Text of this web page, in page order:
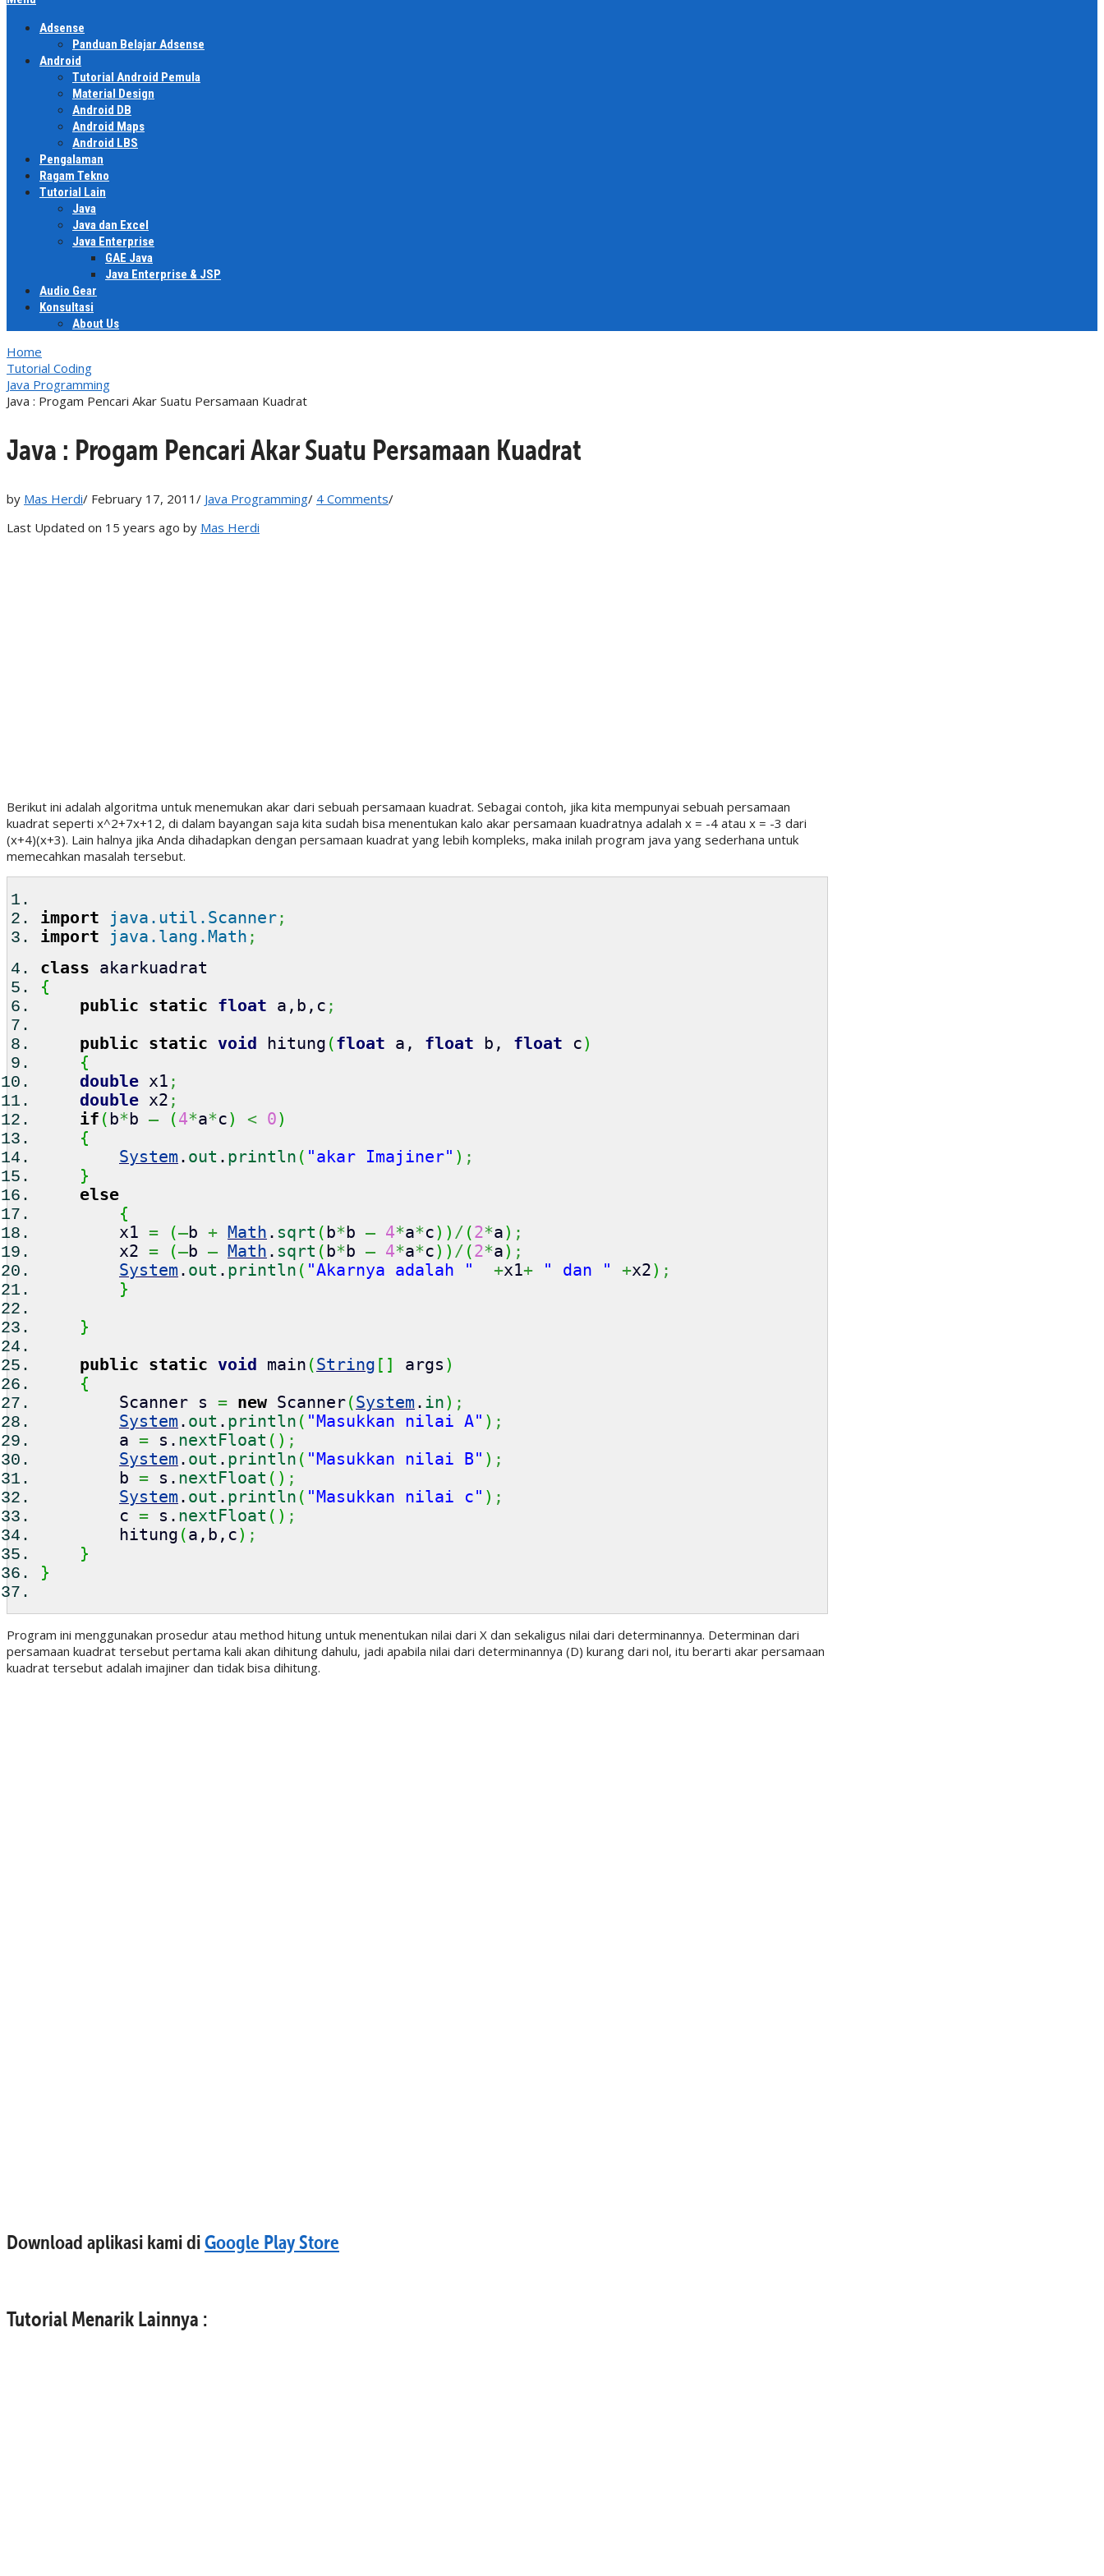
Adsense
Panduan Belajar Adsense
Android
Tutorial Android Pemula
Material Design
Android DB
Android Maps
Android LBS
Pengalaman
Ragam Tekno
Tutorial Lain
Java
Java dan Excel
Java Enterprise
GAE Java
Java Enterprise & JSP
Audio Gear
Konsultasi
About Us
Home
Tutorial Coding
Java Programming
Java : Progam Pencari Akar Suatu Persamaan Kuadrat
Java : Progam Pencari Akar Suatu Persamaan Kuadrat
by Mas Herdi/ February 17, 2011 / Java Programming/ 4 Comments/
Last Updated on 15 years ago by Mas Herdi
Berikut ini adalah algoritma untuk menemukan akar dari sebuah persamaan kuadrat. Sebagai contoh, jika kita mempunyai sebuah persamaan
kuadrat seperti x^2+7x+12, di dalam bayangan saja kita sudah bisa menentukan kalo akar persamaan kuadratnya adalah x = -4 atau x = -3 dari
(x+4)(x+3). Lain halnya jika Anda dihadapkan dengan persamaan kuadrat yang lebih kompleks, maka inilah program java yang sederhana untuk
memecahkan masalah tersebut.
import java.util.Scanner;
import
java.lang.Math ;
class akarkuadrat
{
public
static float a,b,c ;
public
static void hitung (float a, float b, float c)
{
double x1 ;
double x2 ;
if ( b*b – (4*a*c) < 0)
{
System . out . println ( "akar Imajiner" ) ;
}
else
{
x1 = (–b + Math . sqrt ( b*b – 4*a*c) ) / (2*a) ;
x2 = (–b – Math . sqrt ( b*b – 4*a*c) ) / (2*a) ;
System . out . println ( "Akarnya adalah " +x1+ " dan " +x2) ;
}
}
public
static void main (String [ ] args )
{
Scanner s = new Scanner(System . in) ;
System . out . println ( "Masukkan nilai A" ) ;
a = s. nextFloat ( ) ;
System . out . println ( "Masukkan nilai B" ) ;
b = s. nextFloat ( ) ;
System . out . println ( "Masukkan nilai c" ) ;
c = s. nextFloat ( ) ;
hitung (a,b,c) ;
}
}
Program ini menggunakan prosedur atau method hitung untuk menentukan nilai dari X dan sekaligus nilai dari determinannya. Determinan dari
persamaan kuadrat tersebut pertama kali akan dihitung dahulu, jadi apabila nilai dari determinannya (D) kurang dari nol, itu berarti akar persamaan
kuadrat tersebut adalah imajiner dan tidak bisa dihitung.
Download aplikasi kami diGoogle Play Store
Tutorial Menarik Lainnya :